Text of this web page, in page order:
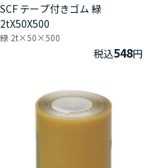
SCF テープ付きゴム 緑
2tX50X500
緑 2t×50×500
税込548円